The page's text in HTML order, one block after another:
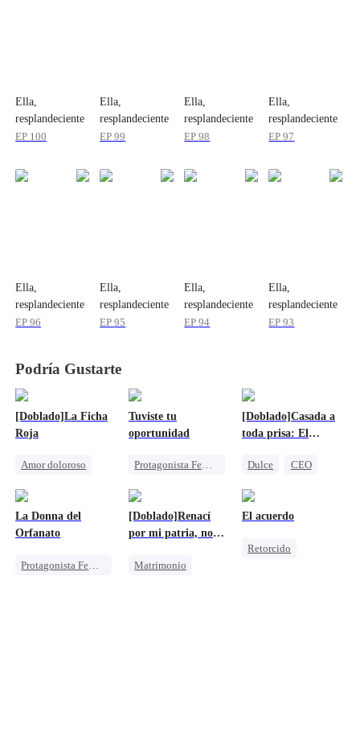
Ella,
resplandeciente
EP 100
Ella,
resplandeciente
EP99
Ella,
resplandeciente
EP98
Ella,
resplandeciente
EP97
Ella,
resplandeciente
EP96
Ella,
resplandeciente
EP95
Ella,
resplandeciente
EP94
Ella,
resplandeciente
EP93
Podría Gustarte
[Doblado]La Ficha
Roja
Amor doloroso
Lamento
Tuviste tu
oportunidad
Protagonista Femenina Fuerte
Lamento
[Doblado]Casada a
toda prisa: El
de mí
Dulce
CEO
La Donna del
Orfanato
Protagonista Femenina Fuerte
[Doblado]Renací
por mi patria, no
Matrimonio
El acuerdo
Retorcido